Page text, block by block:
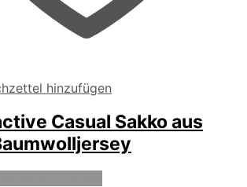
hinzufügen
Casual Sakko aus